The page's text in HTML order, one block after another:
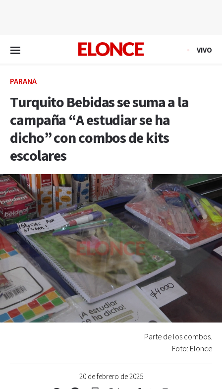
VIVO
PARANÁ
Turquito Bebidas se suma a la
campaña “A estudiar se ha
dicho” con combos de kits
escolares
20 de febrero de 2025
Parte de los combos.
Foto: Elonce